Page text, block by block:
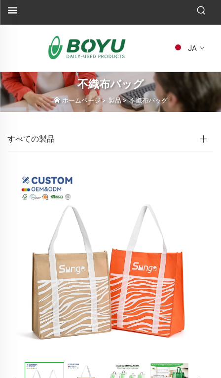
JA
不織布バッグ
ホームページ> 製品>不織布バッグ
すべての製品